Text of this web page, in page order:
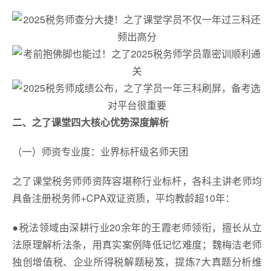
二、之了课堂四大核心优势深度解析
（一）师资专业度：业界标杆级名师天团
之了课堂税务师师资阵容堪称行业标杆，各科主讲老师均
具备注册税务师+CPA双证资质，平均教龄超10年：
●税法领域由深耕行业20余年的王霞老师领衔，擅长从立
法原理解析法条，用真实案例降低记忆难度；魏梅洁老师
独创增值税、企业所得税解题秘笈，提炼7大真题分析维